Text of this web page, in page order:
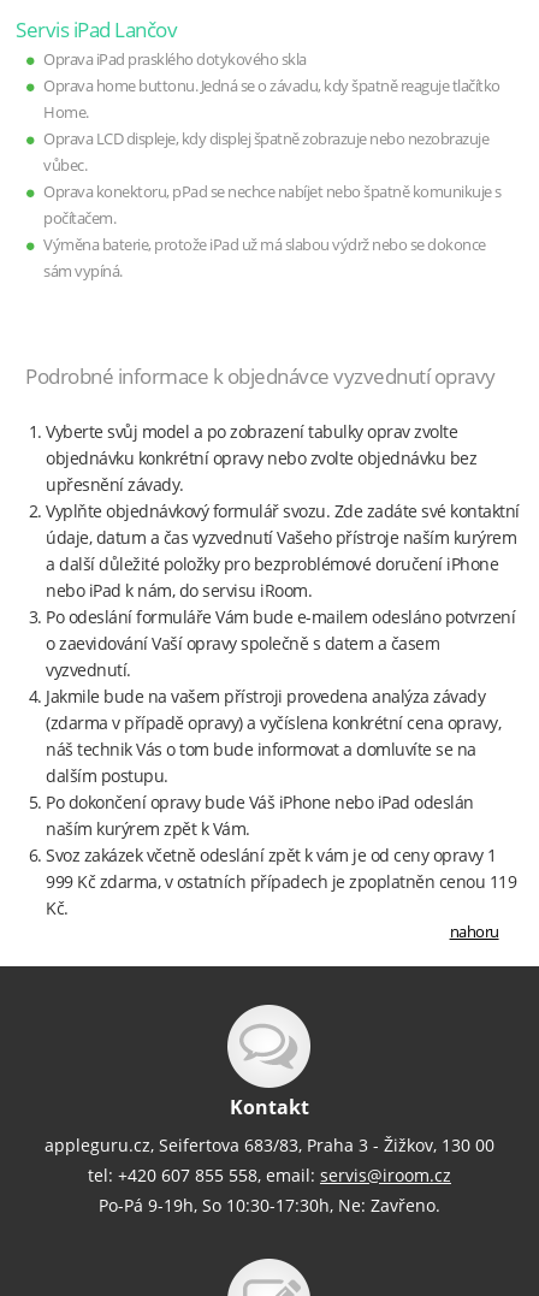
Servis iPad Lančov
Oprava iPad prasklého dotykového skla
Oprava home buttonu. Jedná se o závadu, kdy špatně reaguje tlačítko
Home.
Oprava LCD displeje, kdy displej špatně zobrazuje nebo nezobrazuje
vůbec.
Oprava konektoru, pPad se nechce nabíjet nebo špatně komunikuje s
počítačem.
Výměna baterie, protože iPad už má slabou výdrž nebo se dokonce
sám vypíná.
Podrobné informace k objednávce vyzvednutí opravy
Vyberte svůj model a po zobrazení tabulky oprav zvolte
objednávku konkrétní opravy nebo zvolte objednávku bez
upřesnění závady.
Vyplňte objednávkový formulář svozu. Zde zadáte své kontaktní
údaje, datum a čas vyzvednutí Vašeho přístroje naším kurýrem
a další důležité položky pro bezproblémové doručení iPhone
nebo iPad k nám, do servisu iRoom.
Po odeslání formuláře Vám bude e-mailem odesláno potvrzení
o zaevidování Vaší opravy společně s datem a časem
vyzvednutí.
Jakmile bude na vašem přístroji provedena analýza závady
(zdarma v případě opravy) a vyčíslena konkrétní cena opravy,
náš technik Vás o tom bude informovat a domluvíte se na
dalším postupu.
Po dokončení opravy bude Váš iPhone nebo iPad odeslán
naším kurýrem zpět k Vám.
Svoz zakázek včetně odeslání zpět k vám je od ceny opravy 1
999 Kč zdarma, v ostatních případech je zpoplatněn cenou 119
Kč.
nahoru
Kontakt
appleguru.cz, Seifertova 683/83, Praha 3 - Žižkov, 130 00
tel: +420 607 855 558, email: servis@iroom.cz
Po-Pá 9-19h, So 10:30-17:30h, Ne: Zavřeno.